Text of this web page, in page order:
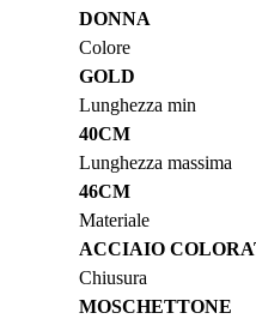
DONNA
Colore
GOLD
Lunghezza min
40CM
Lunghezza massima
46CM
Materiale
ACCIAIO
Chiusura
MOSCHETTONE